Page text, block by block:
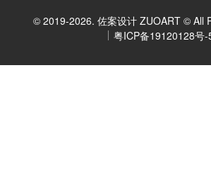
© 2019-2026. 佐案设计 ZUOART © All
粤ICP备19120128号-